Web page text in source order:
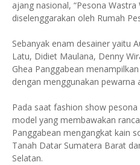
ajang nasional, “Pesona Wastra
diselenggarakan oleh Rumah
Sebanyak enam desainer yaitu
Latu, Didiet Maulana, Denny
Ghea Panggabean
dengan menggunakan pewarna
Pada saat fashion show
model yang membawakan
Panggabean mengangkat kain
Tanah Datar Sumatera Barat
Selatan.